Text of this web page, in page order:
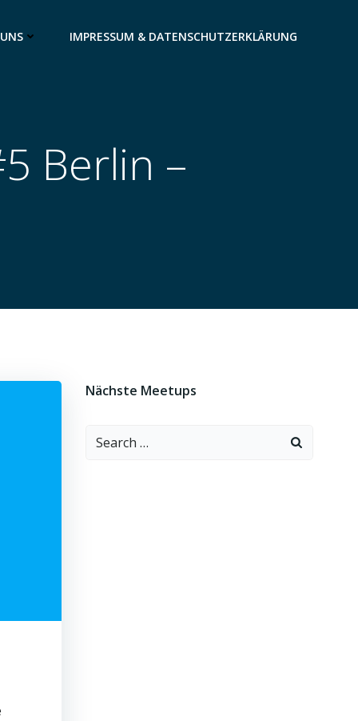
IMPRESSUM & DATENSCHUTZERKLÄRUNG
Berlin –
Nächste Meetups
Search